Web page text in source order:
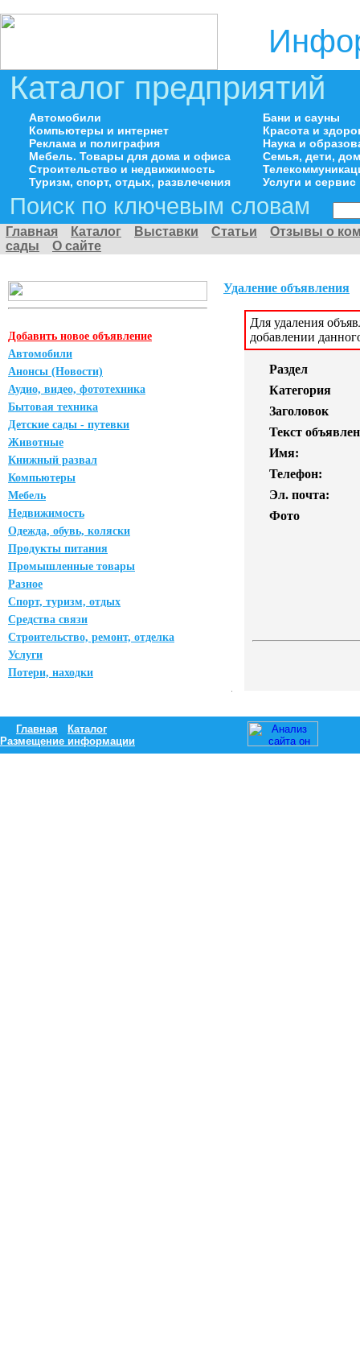
Каталог предприятий
Автомобили
Компьютеры и интернет
Реклама и полиграфия
Мебель. Товары для дома и офиса
Строительство и недвижимость
Туризм, спорт, отдых, развлечения
Бани и сауны
Красота и
Наука и
Семья, дети,
Услуги и сервис
Поиск по ключевым словам
Главная Каталог Выставки Статьи
Отзывы о
сады
О сайте
Добавить новое объявление
Автомобили
Анонсы (Новости)
Аудио, видео, фототехника
Бытовая техника
Детские сады - путевки
Животные
Книжный развал
Компьютеры
Мебель
Недвижимость
Одежда, обувь, коляски
Продукты питания
Промышленные товары
Разное
Спорт, туризм, отдых
Средства связи
Строительство, ремонт, отделка
Услуги
Потери, находки
Удаление объявления
Для удаления
добавлении
Раздел
Категория
Заголовок
Текст
Имя:
Телефон:
Эл. почта:
Фото
Главная
Каталог
Размещение информации